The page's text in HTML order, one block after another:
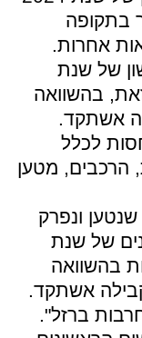
כאשר בתקופה
אחרות.
של שנת
ש"ח. זאת, בהשוואה
לכלל
הרכבים, מטען
ונפרק
של שנת
מכולות בהשוואה
אשתקד.
ברזל".